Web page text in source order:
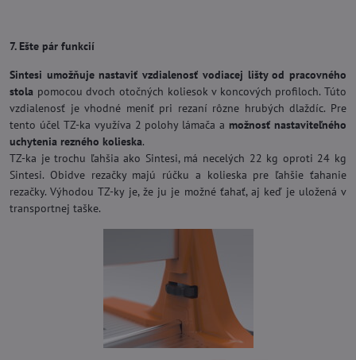
7. Ešte pár funkcií
Sintesi umožňuje nastaviť vzdialenosť vodiacej lišty od pracovného
stola pomocou dvoch otočných koliesok v koncových profiloch. Túto
vzdialenosť je vhodné meniť pri rezaní rôzne hrubých dlaždíc. Pre
tento účel TZ-ka využíva 2 polohy lámača a možnosť nastaviteľného
uchytenia rezného kolieska.
TZ-ka je trochu ľahšia ako Sintesi, má necelých 22 kg oproti 24 kg
Sintesi. Obidve rezačky majú rúčku a kolieska pre ľahšie ťahanie
rezačky. Výhodou TZ-ky je, že ju je možné ťahať, aj keď je uložená v
transportnej taške.